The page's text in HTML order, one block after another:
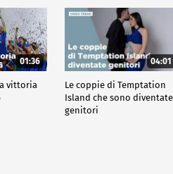
01:36
vittoria
04:01
Le coppie di Temptation
Island che sono diventate
genitori